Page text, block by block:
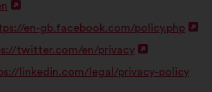
j
l
a
en-gb.facebook.com/policy.php
twitter.com/en/privacy
j
linkedin.com/legal/privacy-policy